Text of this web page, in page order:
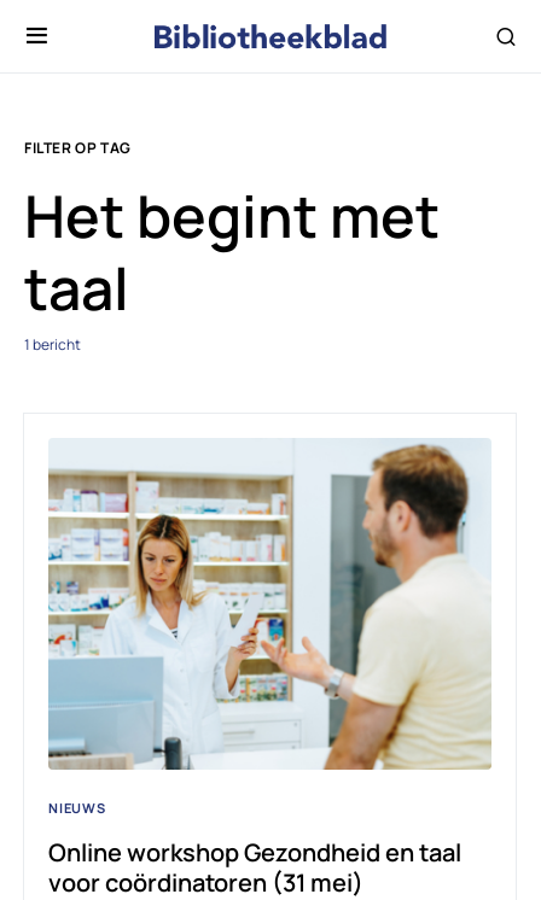
FILTER OP TAG
Het begint met
taal
1 bericht
NIEUWS
Online workshop Gezondheid en taal
voor coördinatoren (31 mei)